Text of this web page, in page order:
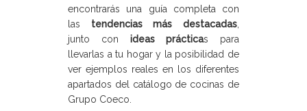
encontrarás una guía completa con
las tendencias más destacadas
junto con ideas prácticas para
llevarlas a tu hogar y la posibilidad de
ver ejemplos reales en los diferentes
apartados del catálogo de cocinas de
Grupo Coeco.